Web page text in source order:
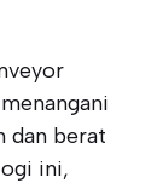
dan berat
ini,